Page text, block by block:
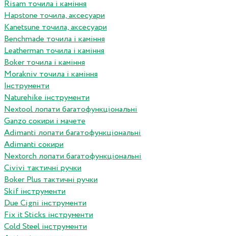
Risam точила і каміння
Hapstone точила, аксесуари
Kanetsune точила, аксесуари
Benchmade точила і каміння
Leatherman точила і каміння
Boker точила і каміння
Morakniv точила і каміння
Інструменти
Naturehike інструменти
Nextool лопати багатофункціональні
Ganzo сокири і мачете
Adimanti лопати багатофункціональні
Adimanti сокири
Nextorch лопати багатофункціональні
Сivivi тактичні ручки
Boker Plus тактичні ручки
Skif інструменти
Due Cigni інструменти
Fix it Sticks інструменти
Сold Steel інструменти